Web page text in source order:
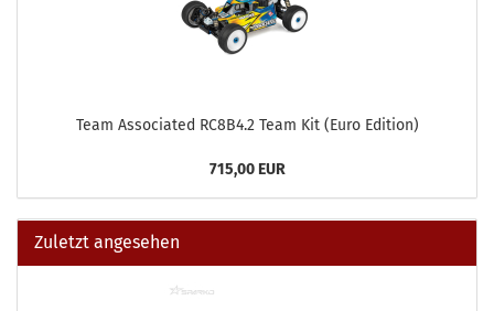
Team Associated RC8B4.2 Team Kit (Euro Edition)
715,00 EUR
Zuletzt angesehen